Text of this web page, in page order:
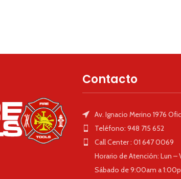
Contacto
Av. Ignacio Merino 1976
Teléfono: 948 715 652
Call Center : 01 647 0069
Horario de Atención: Lun
Sábado de 9:00am a